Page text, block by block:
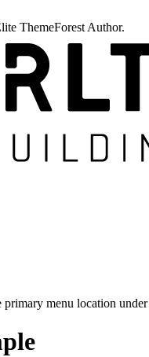
ThemeForest Author.
primary menu location under